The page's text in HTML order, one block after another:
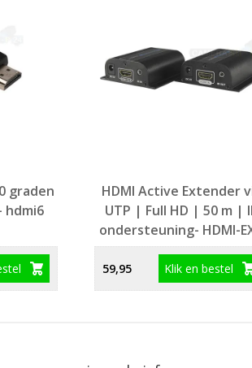
graden
hdmi6
HDMI Active Extender
UTP | Full HD | 50 m |
ondersteuning- HDMI-
59,95 Klik en bestel